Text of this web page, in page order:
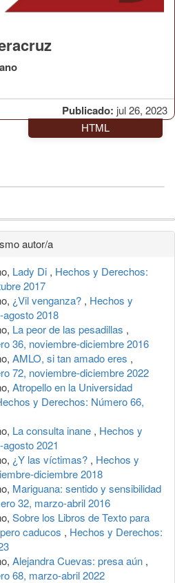
Publicado: jul 26, 2023
HTML
autor/a
Lady Di , Hechos y Derechos:
2017
¿Vil venganza? , Hechos y
2018
La peor de las pesadillas ,
36, noviembre-diciembre 2016
AMLO, si tan amado eres ,
72, noviembre-diciembre 2022
Atropello en la Universidad
y Derechos: Número 66,
La consulta inane , Hechos y
2021
¿Y las víctimas? , Hechos y
diciembre 2018
Mariguana: sentido y sensibilidad
32, marzo-abril 2016
Sobre los Libros de Texto para
caducos , Hechos y Derechos:
Alejandra Cuevas: presa aún ,
68, marzo-abril 2022